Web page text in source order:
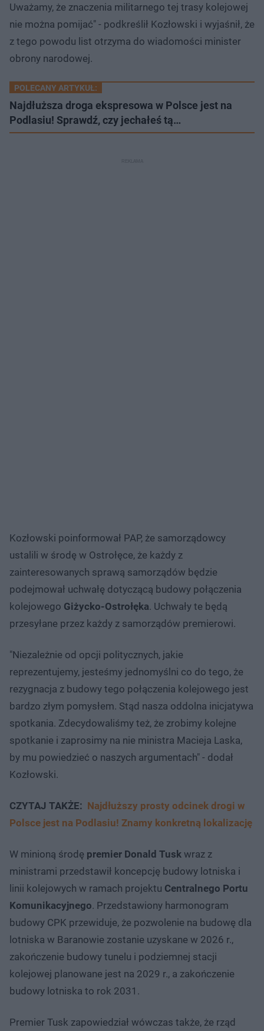
Uważamy, że znaczenia militarnego tej trasy kolejowej
nie można pomijać" - podkreślił Kozłowski i wyjaśnił, że
z tego powodu list otrzyma do wiadomości minister
obrony narodowej.
POLECANY ARTYKUŁ:
Najdłuższa droga ekspresowa w Polsce jest na
Podlasiu! Sprawdź, czy jechałeś tą…
Kozłowski poinformował PAP, że samorządowcy
ustalili w środę w Ostrołęce, że każdy z
zainteresowanych sprawą samorządów będzie
podejmował uchwałę dotyczącą budowy połączenia
kolejowego Giżycko-Ostrołęka. Uchwały te będą
przesyłane przez każdy z samorządów premierowi.
"Niezależnie od opcji politycznych, jakie
reprezentujemy, jesteśmy jednomyślni co do tego, że
rezygnacja z budowy tego połączenia kolejowego jest
bardzo złym pomysłem. Stąd nasza oddolna inicjatywa
spotkania. Zdecydowaliśmy też, że zrobimy kolejne
spotkanie i zaprosimy na nie ministra Macieja Laska,
by mu powiedzieć o naszych argumentach" - dodał
Kozłowski.
CZYTAJ TAKŻE: Najdłuższy prosty odcinek drogi w
Polsce jest na Podlasiu! Znamy konkretną lokalizację
W minioną środę premier Donald Tusk wraz z
ministrami przedstawił koncepcję budowy lotniska i
linii kolejowych w ramach projektu Centralnego Portu
Komunikacyjnego. Przedstawiony harmonogram
budowy CPK przewiduje, że pozwolenie na budowę dla
lotniska w Baranowie zostanie uzyskane w 2026 r.,
zakończenie budowy tunelu i podziemnej stacji
kolejowej planowane jest na 2029 r., a zakończenie
budowy lotniska to rok 2031.
Premier Tusk zapowiedział wówczas także, że rząd